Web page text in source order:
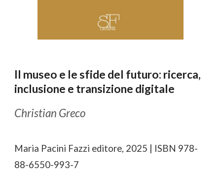
Il museo e le sfide del futuro: ricerca,
inclusione e transizione digitale
Christian Greco
Maria Pacini Fazzi editore, 2025 | ISBN 978-
88-6550-993-7